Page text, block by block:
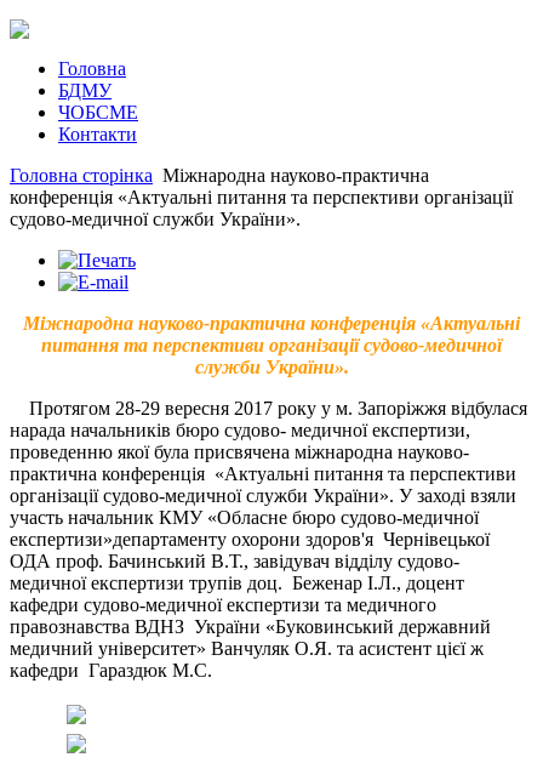
Головна
БДМУ
ЧОБСМЕ
Контакти
Головна сторінка Міжнародна науково-практична
конференція «Актуальні питання та перспективи організації
судово-медичної служби України».
Міжнародна науково-практична конференція «Актуальні
питання та перспективи організації судово-медичної
служби України».
Протягом 28-29 вересня 2017 року у м. Запоріжжя відбулася
нарада начальників бюро судово- медичної експертизи,
проведенню якої була присвячена міжнародна науково-
практична конференція «Актуальні питання та перспективи
організації судово-медичної служби України». У заході взяли
участь начальник КМУ «Обласне бюро судово-медичної
експертизи»департаменту охорони здоров'я Чернівецької
ОДА проф. Бачинський В.Т., завідувач відділу судово-
медичної експертизи трупів доц. Беженар І.Л., доцент
кафедри судово-медичної експертизи та медичного
правознавства ВДНЗ України «Буковинський державний
медичний університет» Ванчуляк О.Я. та асистент цієї ж
кафедри Гараздюк М.С.